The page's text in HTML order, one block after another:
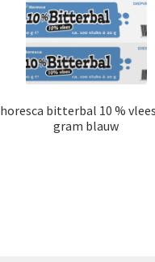
horesca bitterbal 10 %
gram blauw